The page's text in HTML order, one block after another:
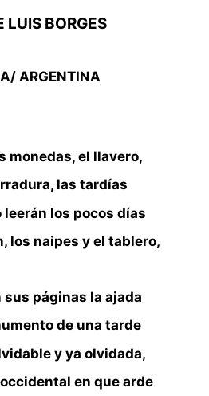
LUIS BORGES
ARGENTINA
monedas, el llavero,
las tardías
leerán los pocos días
los naipes y el tablero,
sus páginas la ajada
de una tarde
y ya olvidada,
en que arde